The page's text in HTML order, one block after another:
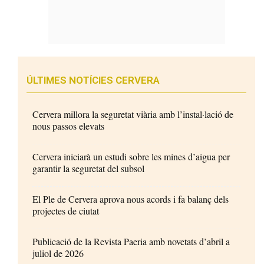
ÚLTIMES NOTÍCIES CERVERA
Cervera millora la seguretat viària amb l’instal·lació de
nous passos elevats
Cervera iniciarà un estudi sobre les mines d’aigua per
garantir la seguretat del subsol
El Ple de Cervera aprova nous acords i fa balanç dels
projectes de ciutat
Publicació de la Revista Paeria amb novetats d’abril a
juliol de 2026